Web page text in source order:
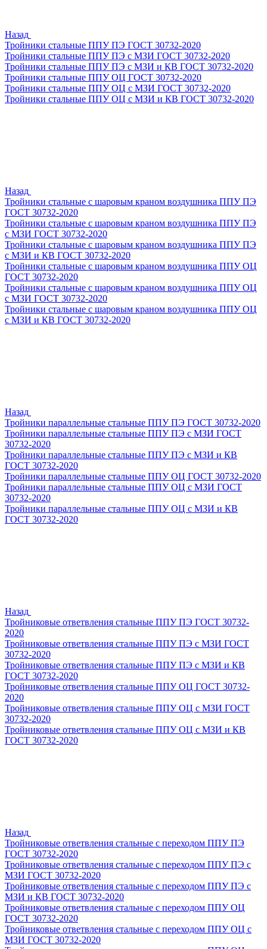
Назад
Тройники стальные ППУ ПЭ ГОСТ 30732-2020
Тройники стальные ППУ ПЭ с МЗИ ГОСТ 30732-2020
Тройники стальные ППУ ПЭ с МЗИ и КВ ГОСТ 30732-2020
Тройники стальные ППУ ОЦ ГОСТ 30732-2020
Тройники стальные ППУ ОЦ с МЗИ ГОСТ 30732-2020
Тройники стальные ППУ ОЦ с МЗИ и КВ ГОСТ 30732-2020
Назад
Тройники стальные с шаровым краном воздушника ППУ ПЭ
ГОСТ 30732-2020
Тройники стальные с шаровым краном воздушника ППУ ПЭ
с МЗИ ГОСТ 30732-2020
Тройники стальные с шаровым краном воздушника ППУ ПЭ
с МЗИ и КВ ГОСТ 30732-2020
Тройники стальные с шаровым краном воздушника ППУ ОЦ
ГОСТ 30732-2020
Тройники стальные с шаровым краном воздушника ППУ ОЦ
с МЗИ ГОСТ 30732-2020
Тройники стальные с шаровым краном воздушника ППУ ОЦ
с МЗИ и КВ ГОСТ 30732-2020
Назад
Тройники параллельные стальные ППУ ПЭ ГОСТ 30732-2020
Тройники параллельные стальные ППУ ПЭ с МЗИ ГОСТ
30732-2020
Тройники параллельные стальные ППУ ПЭ с МЗИ и КВ
ГОСТ 30732-2020
Тройники параллельные стальные ППУ ОЦ ГОСТ 30732-2020
Тройники параллельные стальные ППУ ОЦ с МЗИ ГОСТ
30732-2020
Тройники параллельные стальные ППУ ОЦ с МЗИ и КВ
ГОСТ 30732-2020
Назад
Тройниковые ответвления стальные ППУ ПЭ ГОСТ 30732-
2020
Тройниковые ответвления стальные ППУ ПЭ с МЗИ ГОСТ
30732-2020
Тройниковые ответвления стальные ППУ ПЭ с МЗИ и КВ
ГОСТ 30732-2020
Тройниковые ответвления стальные ППУ ОЦ ГОСТ 30732-
2020
Тройниковые ответвления стальные ППУ ОЦ с МЗИ ГОСТ
30732-2020
Тройниковые ответвления стальные ППУ ОЦ с МЗИ и КВ
ГОСТ 30732-2020
Назад
Тройниковые ответвления стальные с переходом ППУ ПЭ
ГОСТ 30732-2020
Тройниковые ответвления стальные с переходом ППУ ПЭ с
МЗИ ГОСТ 30732-2020
Тройниковые ответвления стальные с переходом ППУ ПЭ с
МЗИ и КВ ГОСТ 30732-2020
Тройниковые ответвления стальные с переходом ППУ ОЦ
ГОСТ 30732-2020
Тройниковые ответвления стальные с переходом ППУ ОЦ с
МЗИ ГОСТ 30732-2020